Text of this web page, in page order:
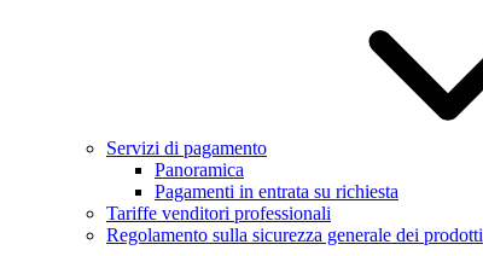
Servizi di pagamento
Panoramica
Pagamenti in entrata su richiesta
Tariffe venditori professionali
Regolamento sulla sicurezza generale dei prodotti